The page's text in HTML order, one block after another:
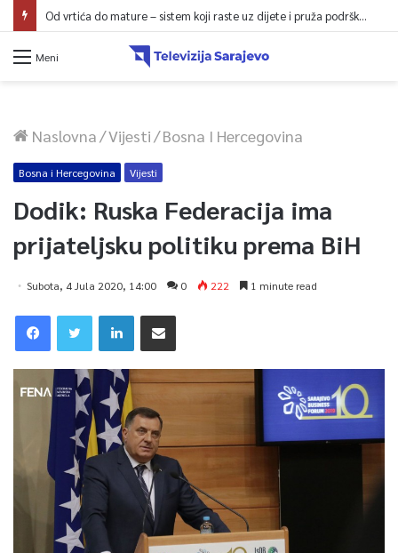
Od vrtića do mature – sistem koji raste uz dijete i pruža podršku porodici
Meni
Naslovna/Vijesti/Bosna I Hercegovina
Bosna i Hercegovina Vijesti
Dodik: Ruska Federacija ima
prijateljsku politiku prema BiH
Subota, 4 Jula 2020, 14:00 0 222 1 minute read